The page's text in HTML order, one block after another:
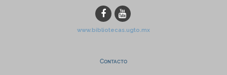
www.bibliotecas.ugto.mx
Contacto